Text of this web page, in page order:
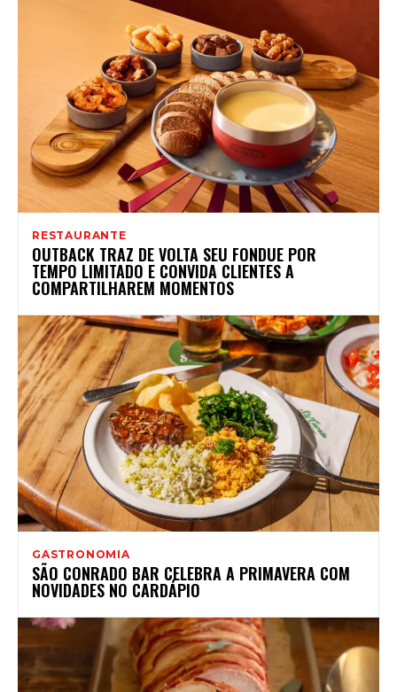
RESTAURANTE
OUTBACK TRAZ DE VOLTA SEU FONDUE POR
TEMPO LIMITADO E CONVIDA CLIENTES A
COMPARTILHAREM MOMENTOS
GASTRONOMIA
SÃO CONRADO BAR CELEBRA A PRIMAVERA COM
NOVIDADES NO CARDÁPIO